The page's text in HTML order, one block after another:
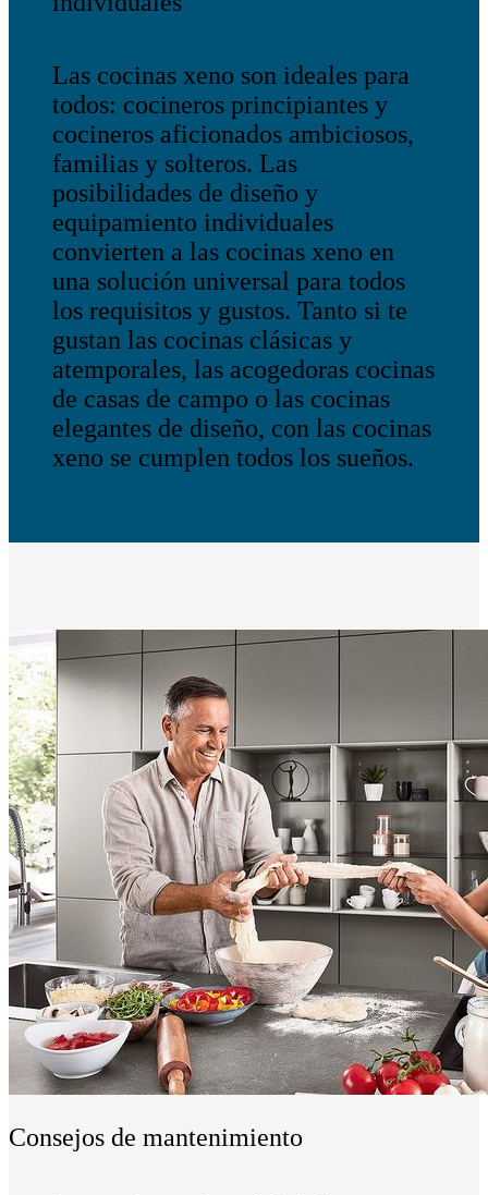
Las cocinas xeno son ideales para
todos: cocineros principiantes y
cocineros aficionados ambiciosos,
familias y solteros. Las
posibilidades de diseño y
equipamiento individuales
convierten a las cocinas xeno en
una solución universal para todos
los requisitos y gustos. Tanto si te
gustan las cocinas clásicas y
atemporales, las acogedoras cocinas
de casas de campo o las cocinas
elegantes de diseño, con las cocinas
xeno se cumplen todos los sueños.
Consejos de mantenimiento